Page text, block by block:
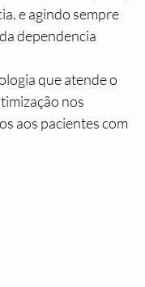
e agindo sempre
dependencia
que atende o
nos
aos pacientes com